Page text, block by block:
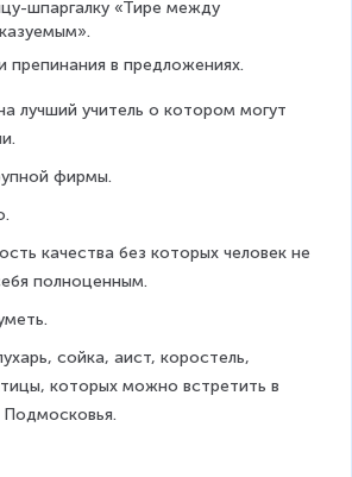
шпаргалку «Тире между
препинания в предложениях.
лучший учитель о котором могут
фирмы.
качества без которых человек не
полноценным.
сойка, аист, коростель,
которых можно встретить в